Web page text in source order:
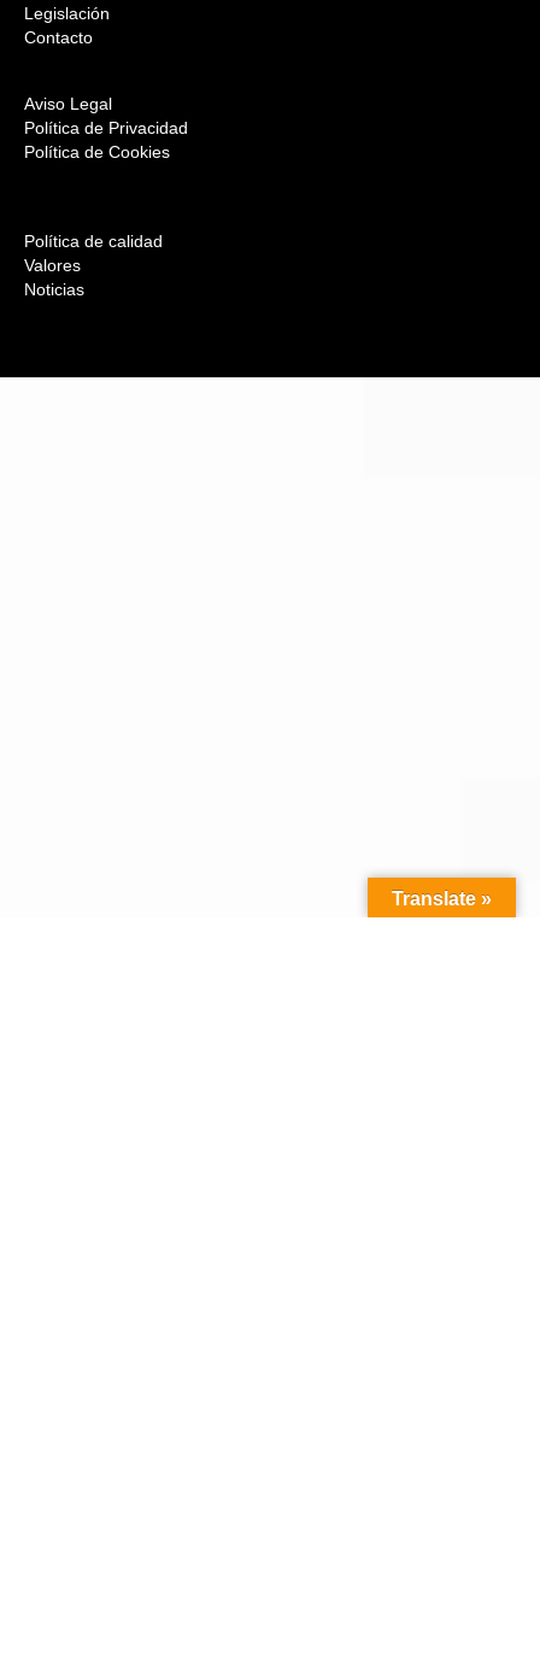
Legislación
Contacto
Aviso Legal
Política de Privacidad
Política de Cookies
Política de calidad
Valores
Noticias
Translate »